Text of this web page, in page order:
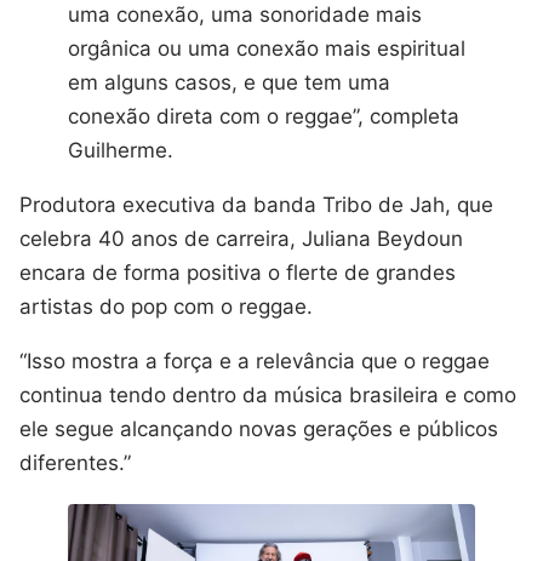
uma conexão, uma sonoridade mais
orgânica ou uma conexão mais espiritual
em alguns casos, e que tem uma
conexão direta com o reggae”, completa
Guilherme.
Produtora executiva da banda Tribo de Jah, que
celebra 40 anos de carreira, Juliana Beydoun
encara de forma positiva o flerte de grandes
artistas do pop com o reggae.
“Isso mostra a força e a relevância que o reggae
continua tendo dentro da música brasileira e como
ele segue alcançando novas gerações e públicos
diferentes.”